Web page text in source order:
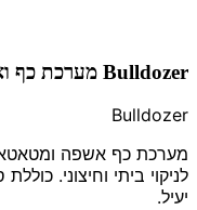
Bulldozer מערכת כף ואשפה ומטאטא כבדי עומס
Bulldozer
יעיל.